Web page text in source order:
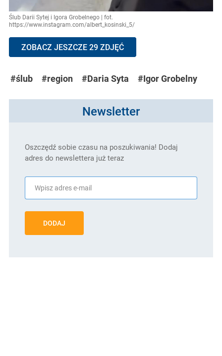
Ślub Darii Sytej i Igora Grobelnego | fot.
https://www.instagram.com/albert_kosinski_5/
ZOBACZ JESZCZE 29 ZDJĘĆ
#ślub #region #Daria Syta #Igor Grobelny
Newsletter
Oszczędź sobie czasu na poszukiwania! Dodaj
adres do newslettera już teraz
DODAJ